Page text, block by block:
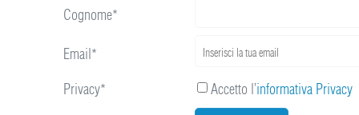
Cognome*
Email*
Privacy*
Accetto l’informativa Privacy